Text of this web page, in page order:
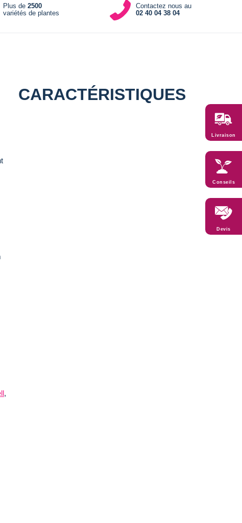
Plus de2500
variétés de plantes
Contactez nous au
02 40 04 38 04
,
CARACTÉRISTIQUES
Livraison
Conseils
Devis